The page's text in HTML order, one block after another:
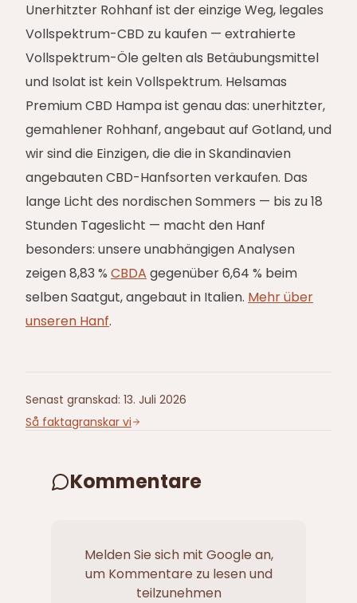
Unerhitzter Rohhanf ist der einzige Weg, legales
Vollspektrum-CBD zu kaufen — extrahierte
Vollspektrum-Öle gelten als Betäubungsmittel
und Isolat ist kein Vollspektrum. Helsamas
Premium CBD Hampa ist genau das: unerhitzter,
gemahlener Rohhanf, angebaut auf Gotland, und
wir sind die Einzigen, die die in Skandinavien
angebauten CBD-Hanfsorten verkaufen. Das
lange Licht des nordischen Sommers — bis zu 18
Stunden Tageslicht — macht den Hanf
besonders: unsere unabhängigen Analysen
zeigen 8,83 % CBDA gegenüber 6,64 % beim
selben Saatgut, angebaut in Italien. Mehr über
unseren Hanf.
Senast granskad: 13. Juli 2026
Så faktagranskar vi
Kommentare
Melden Sie sich mit Google an,
um Kommentare zu lesen und
teilzunehmen